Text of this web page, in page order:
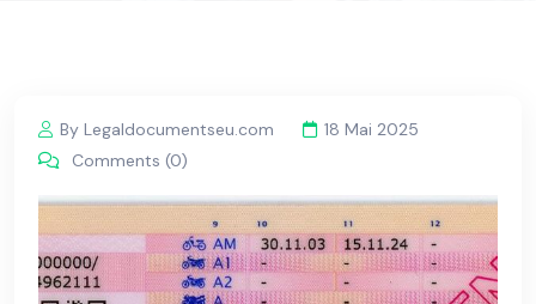
By Legaldocumentseu.com
18 Mai 2025
Comments (0)